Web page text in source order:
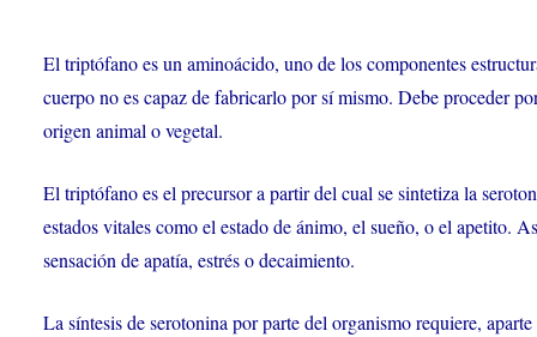
El triptófano es un aminoácido, uno de los componentes
cuerpo no es capaz de fabricarlo por sí mismo. Debe proceder
origen animal o vegetal.
El triptófano es el precursor a partir del cual se sintetiza la
estados vitales como el estado de ánimo, el sueño, o el apetito.
sensación de apatía, estrés o decaimiento.
La síntesis de serotonina por parte del organismo requiere,